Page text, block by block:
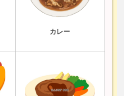
カレー